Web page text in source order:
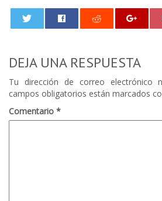
DEJA UNA RESPUESTA
Tu dirección de correo electrónico
campos obligatorios están marcados
Comentario *